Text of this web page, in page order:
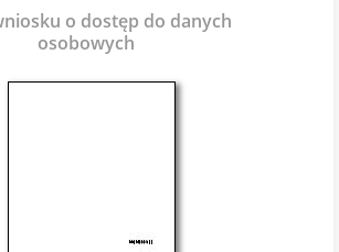
o dostęp do danych
osobowych